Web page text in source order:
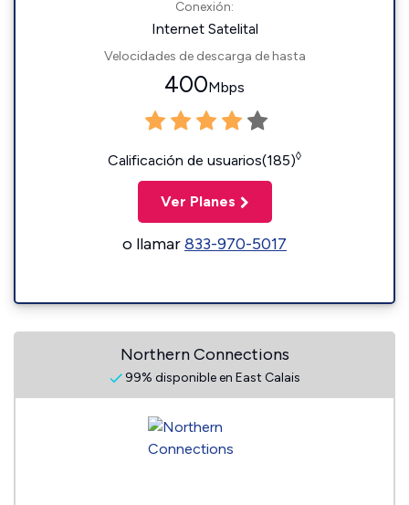
Conexión:
Internet Satelital
Velocidades de descarga de hasta
400Mbps
Calificación de usuarios(185)◊
Ver Planes
o llamar833-970-5017
Northern Connections
99% disponible en East Calais